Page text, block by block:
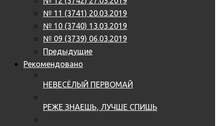
№ 11 (3741) 20.03.2019
№ 10 (3740) 13.03.2019
№ 09 (3739) 06.03.2019
Предыдущие
Рекомендовано
НЕВЕСЁЛЫЙ ПЕРВОМАЙ
РЕЖЕ ЗНАЕШЬ, ЛУЧШЕ СПИШЬ